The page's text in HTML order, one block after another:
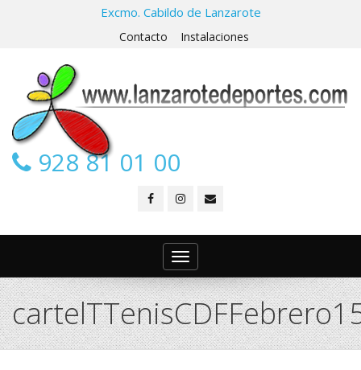
Excmo. Cabildo de Lanzarote
Contacto Instalaciones
928 81 01 00
Toggle
navigation